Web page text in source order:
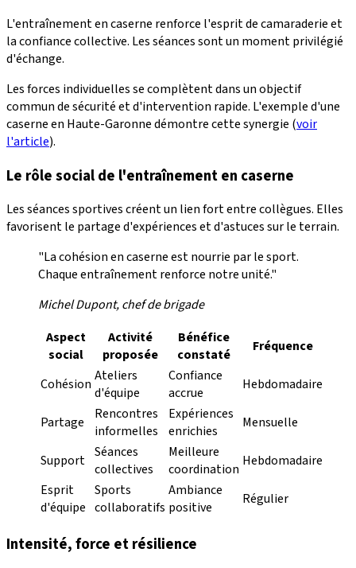
L'entraînement en caserne renforce l'esprit de camaraderie et
la confiance collective. Les séances sont un moment privilégié
d'échange.
Les forces individuelles se complètent dans un objectif
commun de sécurité et d'intervention rapide. L'exemple d'une
caserne en Haute-Garonne démontre cette synergie (voir
l'article).
Le rôle social de l'entraînement en caserne
Les séances sportives créent un lien fort entre collègues. Elles
favorisent le partage d'expériences et d'astuces sur le terrain.
"La cohésion en caserne est nourrie par le sport.
Chaque entraînement renforce notre unité."
Michel Dupont, chef de brigade
Aspect
social
Activité
proposée
Bénéfice
constaté
Fréquence
Cohésion Ateliers
d'équipe
Confiance
accrue
Hebdomadaire
Partage
Rencontres
informelles
Expériences
enrichies
Mensuelle
Support Séances
collectives
Meilleure
coordination Hebdomadaire
Esprit
d'équipe
Sports
collaboratifs
Ambiance
positive
Régulier
Intensité, force et résilience